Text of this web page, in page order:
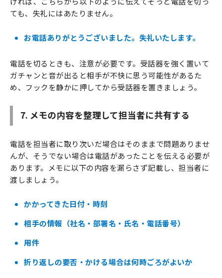
ても、失礼にはあたりません。
お電話ありがとうございました。失礼いたします。
電話を切るときも、注意が必要です。受話器を強く置いて
ガチャンと音が出ると相手が不快に思う可能性があるた
め、フックを静かに押してから受話器を置きましょう。
7. メモの内容を整理して担当者に共有する
電話を担当者に取り次いだ場合はそのままで問題ありませ
んが、そうでない場合は電話があったことを伝える必要が
あります。メモに以下の内容を漏らさず記載し、担当者に
渡しましょう。
かかってきた日付・時刻
相手の情報（社名・部署名・氏名・電話番号）
用件
折り返しの要否・かける場合は何時ごろがよいか